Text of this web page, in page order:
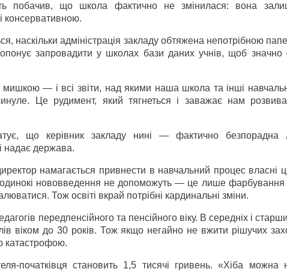
побачив, що школа фактично не змінилася: вона
наскільки адміністрація закладу обтяжена непотрібною
запровадити у школах бази даних учнів, щоб значно
мишкою — і всі звіти, над якими наша школа та інші
Це рудимент, який тягнеться і заважає нам
що керівник закладу нині — фактично безпорадна
надає держава.
намагається привнести в навчальний процес власні
нововведення не допоможуть — це лише фарбування
Тож освіті вкрай потрібні кардинальні зміни.
передпенсійного та пенсійного віку. В середніх і
віком до 30 років. Тож якщо негайно не вжити рішучих
катастрофою.
початківця становить 1,5 тисячі гривень. «Хіба можна